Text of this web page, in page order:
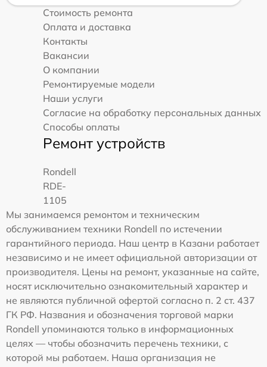
Стоимость ремонта
Оплата и доставка
Контакты
Вакансии
О компании
Ремонтируемые модели
Наши услуги
Согласие на обработку персональных данных
Способы оплаты
Ремонт устройств
Rondell
RDE-
1105
Мы занимаемся ремонтом и техническим
обслуживанием техники Rondell по истечении
гарантийного периода. Наш центр в Казани работает
независимо и не имеет официальной авторизации от
производителя. Цены на ремонт, указанные на сайте,
носят исключительно ознакомительный характер и
не являются публичной офертой согласно п. 2 ст. 437
ГК РФ. Названия и обозначения торговой марки
Rondell упоминаются только в информационных
целях — чтобы обозначить перечень техники, с
которой мы работаем. Наша организация не